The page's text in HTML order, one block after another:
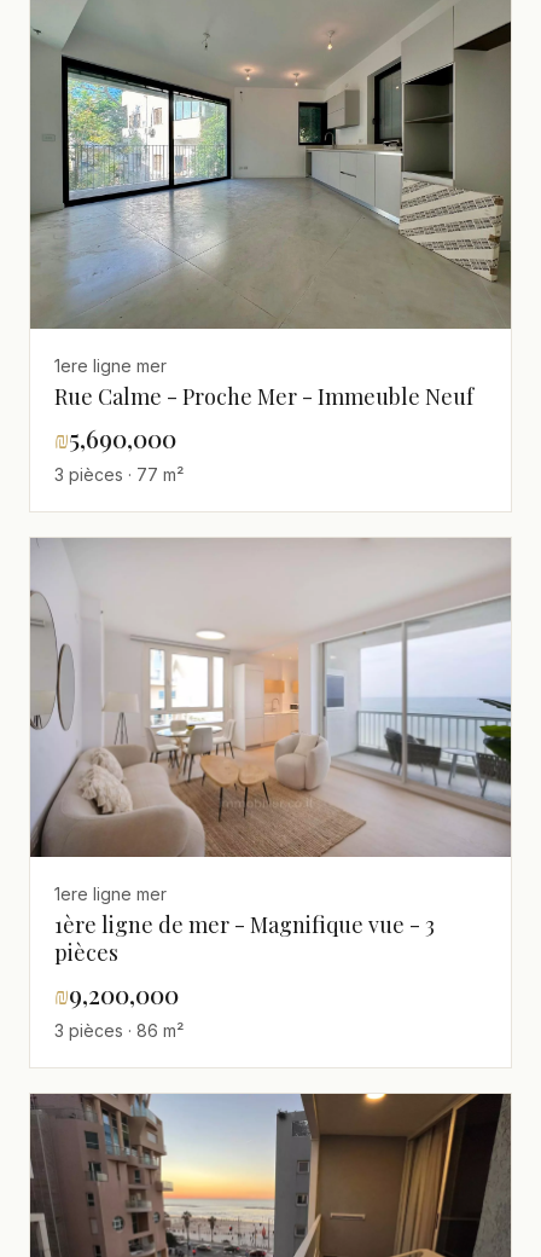
1ere ligne mer
Rue Calme - Proche Mer - Immeuble Neuf
₪5,690,000
3 pièces · 77 m²
1ere ligne mer
1ère ligne de mer - Magnifique vue - 3
pièces
₪9,200,000
3 pièces · 86 m²